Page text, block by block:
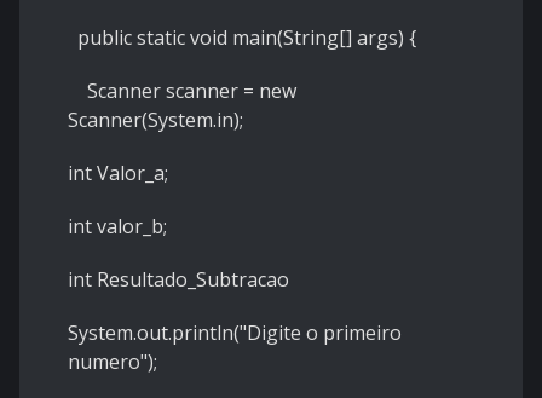
public static void main(String[] args) {
Scanner scanner = new
Scanner(System.in);
int Valor_a;
int valor_b;
int Resultado_Subtracao
System.out.println("Digite o primeiro
numero");